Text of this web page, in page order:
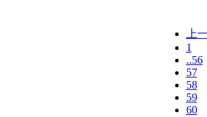
上
1
..56
57
58
59
60